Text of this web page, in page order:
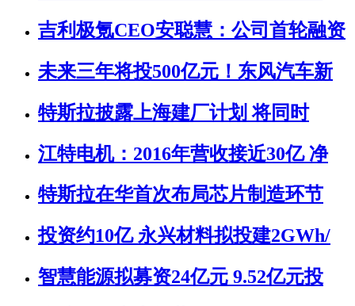
吉利极氪CEO安聪慧：公司首轮融资
未来三年将投500亿元！东风汽车新
特斯拉披露上海建厂计划 将同时
江特电机：2016年营收接近30亿 净
特斯拉在华首次布局芯片制造环节
投资约10亿 永兴材料拟投建2GWh/
智慧能源拟募资24亿元 9.52亿元投